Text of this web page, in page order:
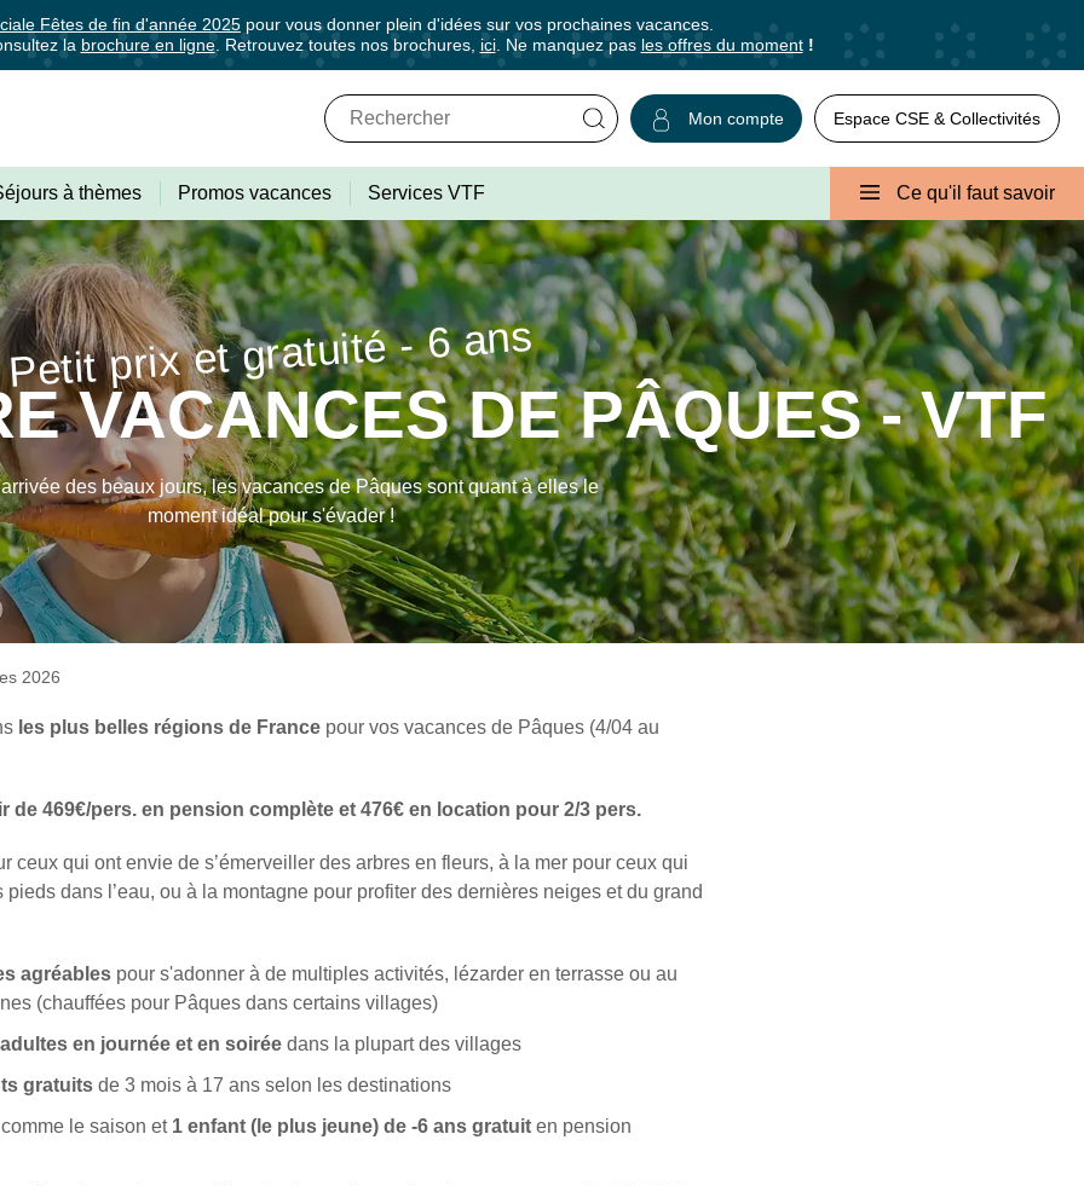
Fêtes de fin d'année 2025 pour vous donner plein d'idées sur vos prochaines vacances.
la brochure en ligne. Retrouvez toutes nos brochures, ici. Ne manquez pas les offres du moment!
Mon compte
à thèmes Promos vacances Services VTF Ce qu'il faut savoir
Petit prix et gratuité - 6 ans
VACANCES DE PÂQUES - VTF
des beaux jours, les vacances de Pâques sont quant à elles le
moment idéal pour s'évader !
2026
les plus belles régions de France pour vos vacances de Pâques (4/04 au
de 469€/pers. en pension complète et 476€ en location pour 2/3 pers.
ceux qui ont envie de s’émerveiller des arbres en fleurs, à la mer pour ceux qui
pieds dans l’eau, ou à la montagne pour profiter des dernières neiges et du grand
agréables pour s'adonner à de multiples activités, lézarder en terrasse ou au
(chauffées pour Pâques dans certains villages)
en journée et en soirée dans la plupart des villages
gratuits de 3 mois à 17 ans selon les destinations
le saison et 1 enfant (le plus jeune) de -6 ans gratuit en pension
vous à notre newsletter ✕ Fermer
tous les avantages VTF, des offres exclusives et des bons plans pour vos
dans votre boîte mail, toutes les nouveautés, bons plans, promos, idées de séjours ou conseils
liens de désinscription ou en écrivant à
✕ Fermer